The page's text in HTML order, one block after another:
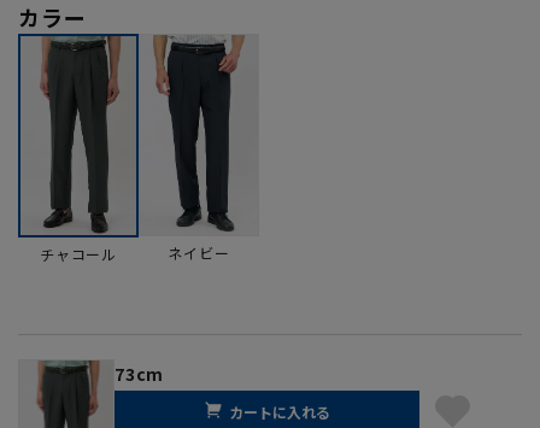
カラー
チャコール ネイビー
73cm
カートに入れる